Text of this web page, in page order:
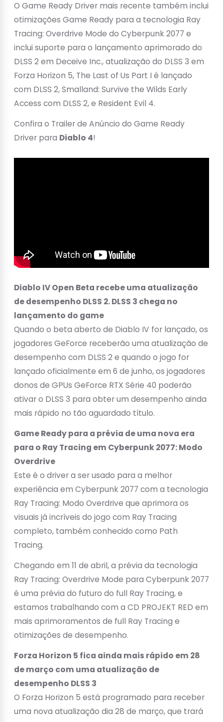
O Game Ready Driver mais recente também inclui
otimizações Game Ready para a tecnologia Ray
Tracing: Overdrive Mode do Cyberpunk 2077 e
inclui suporte para o lançamento aprimorado do
DLSS 2 em Deceive Inc., atualização do DLSS 3 em
Forza Horizon 5, The Last of Us Part I é lançado
com DLSS 2, Smalland: Survive the Wilds Early
Access com DLSS 2, e Resident Evil 4.
Confira o Trailer de Anúncio do Game Ready
Driver para Diablo 4!
Diablo IV Open Beta recebe uma atualização
de desempenho DLSS 2. DLSS 3 chega no
lançamento do game
Quando o beta aberto de Diablo IV for lançado, os
jogadores GeForce receberão uma atualização de
desempenho com DLSS 2 e quando o jogo for
lançado oficialmente em 6 de junho, os jogadores
donos de GPUs GeForce RTX Série 40 poderão
ativar o DLSS 3 para obter um desempenho ainda
mais rápido no tão aguardado título.
Game Ready para a prévia de uma nova era
para o Ray Tracing em Cyberpunk 2077: Modo
Overdrive
Este é o driver a ser usado para a melhor
experiência em Cyberpunk 2077 com a tecnologia
Ray Tracing: Modo Overdrive que aprimora os
visuais já incríveis do jogo com Ray Tracing
completo, também conhecido como Path
Tracing.
Chegando em 11 de abril, a prévia da tecnologia
Ray Tracing: Overdrive Mode para Cyberpunk 2077
é uma prévia do futuro do full Ray Tracing, e
estamos trabalhando com a CD PROJEKT RED em
mais aprimoramentos de full Ray Tracing e
otimizações de desempenho.
Forza Horizon 5 fica ainda mais rápido em 28
de março com uma atualização de
desempenho DLSS 3
O Forza Horizon 5 está programado para receber
uma nova atualização dia 28 de março, que trará